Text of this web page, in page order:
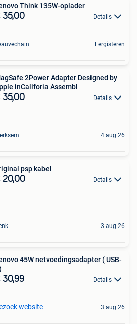
Think 135W-oplader
35,00 Details
Eergisteren
2Power Adapter Designed by
inCaliforia Assembl
35,00 Details
4 aug 26
psp kabel
20,00 Details
3 aug 26
45W netvoedingsadapter ( USB-
30,99 Details
website 3 aug 26